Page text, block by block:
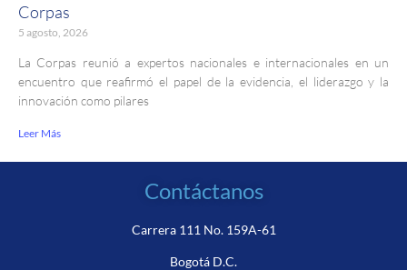
Corpas
5 agosto, 2026
La Corpas reunió a expertos nacionales e internacionales en un
encuentro que reafirmó el papel de la evidencia, el liderazgo y la
innovación como pilares
Leer Más
Contáctanos
Carrera 111 No. 159A-61
Bogotá D.C.